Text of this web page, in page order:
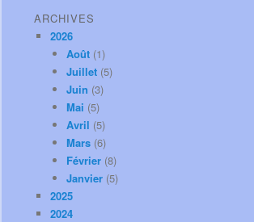
ARCHIVES
2026
Août (1)
Juillet (5)
Juin (3)
Mai (5)
Avril (5)
Mars (6)
Février (8)
Janvier (5)
2025
2024